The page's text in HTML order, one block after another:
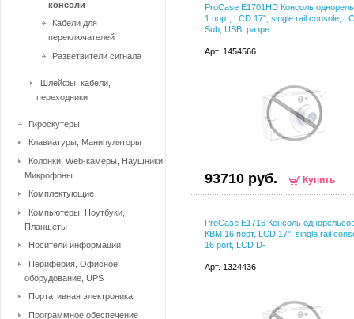
ProCase E1701HD Консоль
1 порт, LCD 17'', single rail console,
Sub, USB, разре
Арт. 1454566
93710 руб. Купить
ProCase E1716 Консоль
КВМ 16 порт, LCD 17'', single rail
16 port, LCD D-
Арт. 1324436
консоли
Кабели для
переключателей
Разветвители сигнала
Шлейфы, кабели,
переходники
Гироскутеры
Клавиатуры, Манипуляторы
Колонки, Web-камеры, Наушники,
Микрофоны
Комплектующие
Компьютеры, Ноутбуки,
Планшеты
Носители информации
Периферия, Офисное
оборудование, UPS
Портативная электроника
Программное обеспечение